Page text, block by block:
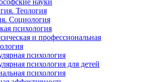
науки
Теология
Социология
психология
и профессиональная
психология
психология для детей
психология